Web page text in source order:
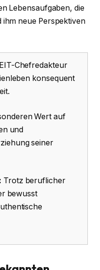
Lebensaufgaben, die
neue Perspektiven
Chefredakteur
konsequent
Wert auf
und
seiner
Trotz beruflicher
bewusst